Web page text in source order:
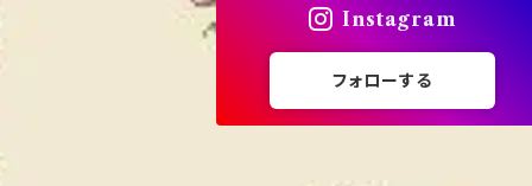
Instagram
フォローする